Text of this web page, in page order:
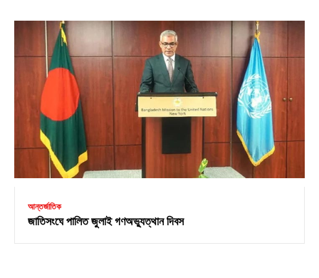
আন্তর্জাতিক
জাতিসংঘে পালিত জুলাই গণঅভ্যুত্থান দিবস